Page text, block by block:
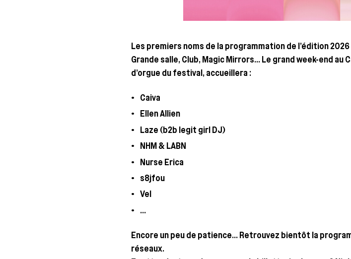
Les pre­miers noms de la pro­gram­ma­tion de l’é­di­tion
Grande salle, Club, Magic Mir­rors… Le grand week-end au
d’orgue du fes­ti­val, accueillera :
Cai­va
Ellen Allien
Laze (b2b legit girl DJ)
NHM & LABN
Nurse Eri­ca
s8jfou
Vel
…
Encore un peu de patience… Retrou­vez bien­tôt la
réseaux.